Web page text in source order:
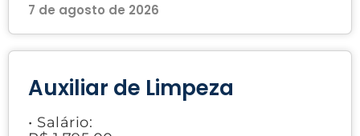
7 de agosto de 2026
Auxiliar de Limpeza
• Salário: